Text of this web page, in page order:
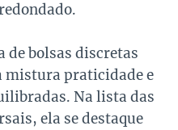
de bolsas discretas
mistura praticidade e
Na lista das
ela se destaque